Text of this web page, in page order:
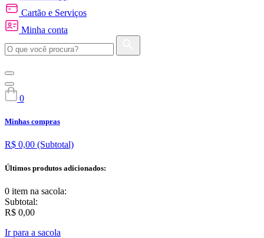
Cartão e Serviços
Minha conta
0
Minhas compras
R$ 0,00 (Subtotal)
Últimos produtos adicionados:
0 item na sacola:
Subtotal:
R$ 0,00
Ir para a sacola